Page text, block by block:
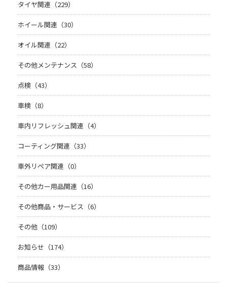
タイヤ関連（229）
ホイール関連（30）
オイル関連（22）
その他メンテナンス（58）
点検（43）
車検（8）
車内リフレッシュ関連（4）
コーティング関連（33）
車外リペア関連（0）
その他カー用品関連（16）
その他商品・サービス（6）
その他（109）
お知らせ（174）
商品情報（33）